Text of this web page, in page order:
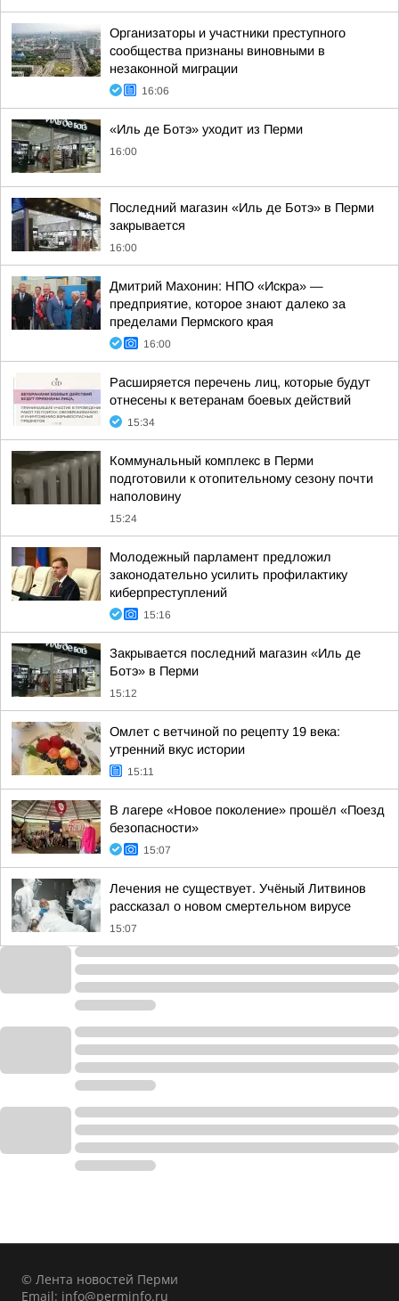
Организаторы и участники преступного
сообщества признаны виновными в
незаконной миграции
16:06
«Иль де Ботэ» уходит из Перми
16:00
Последний магазин «Иль де Ботэ» в Перми
закрывается
16:00
Дмитрий Махонин: НПО «Искра» —
предприятие, которое знают далеко за
пределами Пермского края
16:00
Расширяется перечень лиц, которые будут
отнесены к ветеранам боевых действий
15:34
Коммунальный комплекс в Перми
подготовили к отопительному сезону почти
наполовину
15:24
Молодежный парламент предложил
законодательно усилить профилактику
киберпреступлений
15:16
Закрывается последний магазин «Иль де
Ботэ» в Перми
15:12
Омлет с ветчиной по рецепту 19 века:
утренний вкус истории
15:11
В лагере «Новое поколение» прошёл «Поезд
безопасности»
15:07
Лечения не существует. Учёный Литвинов
рассказал о новом смертельном вирусе
15:07
© Лента новостей Перми
Email: info@perminfo.ru